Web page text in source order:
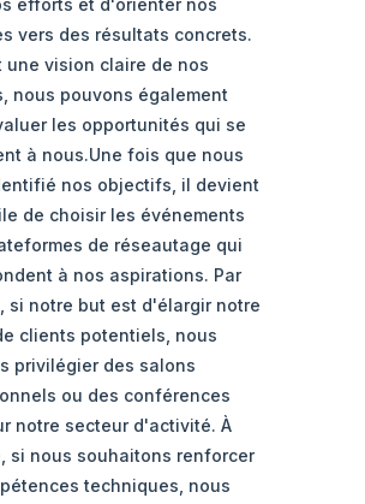
efforts et d'orienter nos
vers des résultats concrets.
une vision claire de nos
nous pouvons également
les opportunités qui se
à nous.Une fois que nous
nos objectifs, il devient
de choisir les événements
de réseautage qui
à nos aspirations. Par
si notre but est d'élargir notre
clients potentiels, nous
privilégier des salons
ou des conférences
notre secteur d'activité. À
si nous souhaitons renforcer
techniques, nous